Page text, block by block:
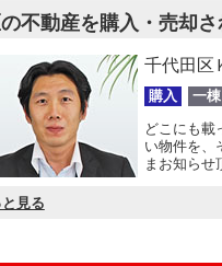
不動産を購入・売却
千代田区
購入 一
どこにも載
い物件を、
まお知らせ
見る